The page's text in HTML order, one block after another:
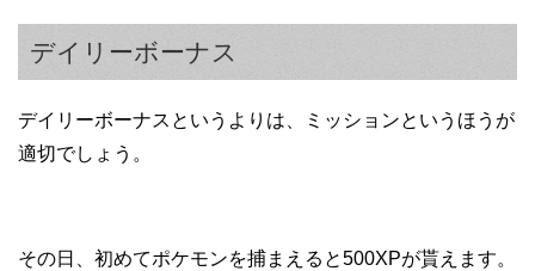
デイリーボーナス
デイリーボーナスというよりは、ミッションというほうが
適切でしょう。
その日、初めてポケモンを捕まえると500XPが貰えます。